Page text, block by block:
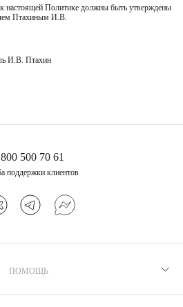
настоящей Политике должны быть утверждены
Птахиным И.В.
И.В. Птахин
500 70 61
поддержки клиентов
ПОМОЩЬ
по уходу